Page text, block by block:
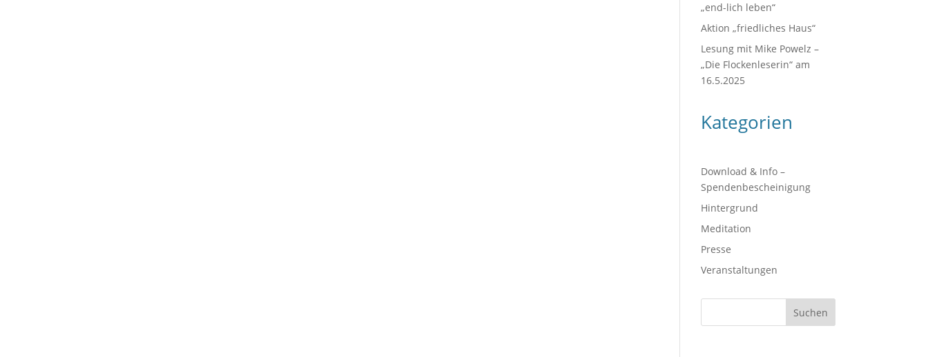
„end-lich leben“
Aktion „friedliches Haus“
Lesung mit Mike Powelz –
„Die Flockenleserin“ am
16.5.2025
Kategorien
Download & Info –
Spendenbescheinigung
Hintergrund
Meditation
Presse
Veranstaltungen
Suchen